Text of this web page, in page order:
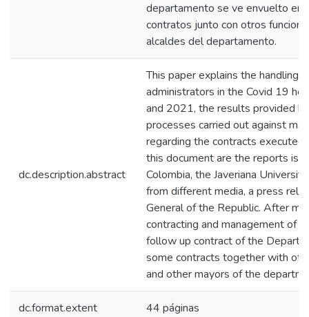
departamento se ve envuelto en
contratos junto con otros
alcaldes del departamento.
dc.description.abstract
This paper explains the handling
administrators in the Covid 19
and 2021, the results provided
processes carried out against
regarding the contracts
this document are the reports
Colombia, the Javeriana
from different media, a press
General of the Republic. After
contracting and management of
follow up contract of the
some contracts together with
and other mayors of the
dc.format.extent 44 páginas